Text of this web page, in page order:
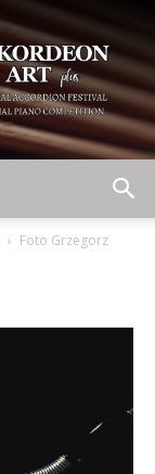
Foto Grzegorz